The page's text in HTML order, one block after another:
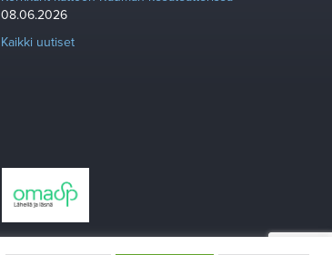
08.06.2026
Kaikki uutiset